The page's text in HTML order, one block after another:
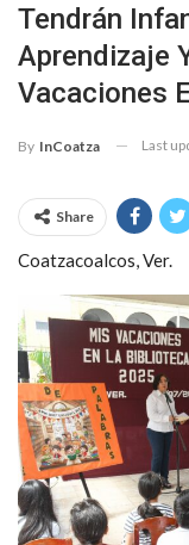
Tendrán
Aprendizaje
Vacaciones
By InCoatza Last
Share
Coatzacoalcos, Ver.